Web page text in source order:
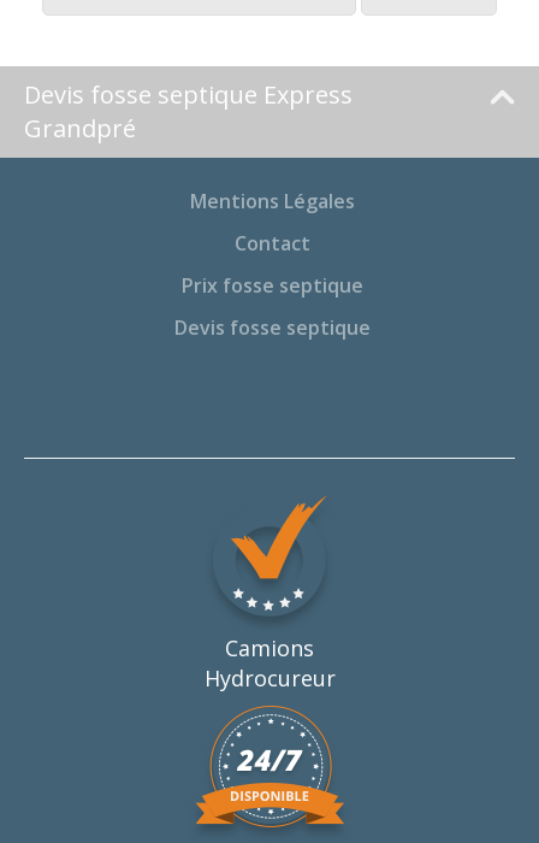
Devis fosse septique Express
Grandpré
Mentions Légales
Contact
Prix fosse septique
Devis fosse septique
Camions
Hydrocureur